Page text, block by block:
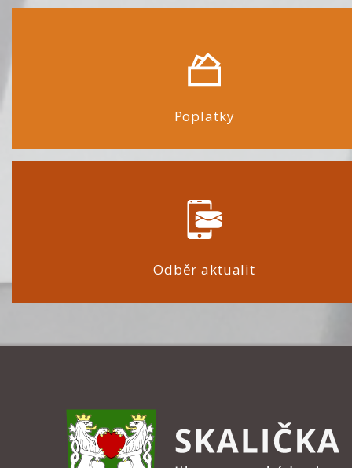
Poplatky
Odběr aktualit